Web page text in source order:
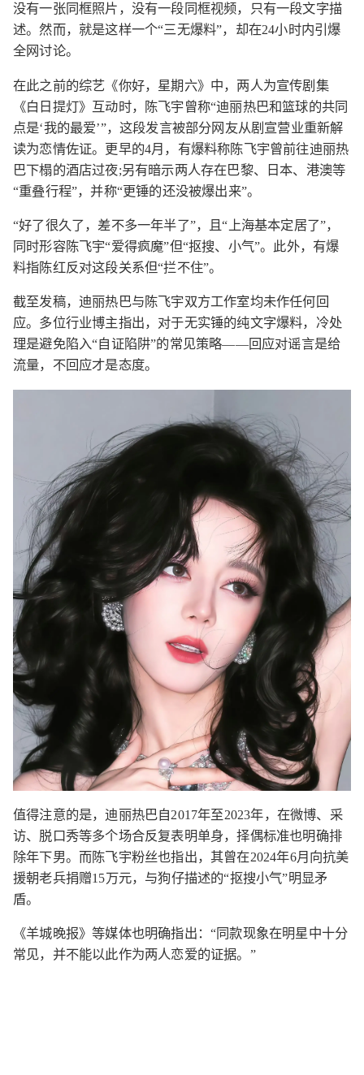
没有一张同框照片，没有一段同框视频，只有一段文字描
述。然而，就是这样一个“三无爆料”，却在24小时内引爆
全网讨论。
在此之前的综艺《你好，星期六》中，两人为宣传剧集
《白日提灯》互动时，陈飞宇曾称“迪丽热巴和篮球的共同
点是‘我的最爱’”，这段发言被部分网友从剧宣营业重新解
读为恋情佐证。更早的4月，有爆料称陈飞宇曾前往迪丽热
巴下榻的酒店过夜;另有暗示两人存在巴黎、日本、港澳等
“重叠行程”，并称“更锤的还没被爆出来”。
“好了很久了，差不多一年半了”，且“上海基本定居了”，
同时形容陈飞宇“爱得疯魔”但“抠搜、小气”。此外，有爆
料指陈红反对这段关系但“拦不住”。
截至发稿，迪丽热巴与陈飞宇双方工作室均未作任何回
应。多位行业博主指出，对于无实锤的纯文字爆料，冷处
理是避免陷入“自证陷阱”的常见策略——回应对谣言是给
流量，不回应才是态度。
值得注意的是，迪丽热巴自2017年至2023年，在微博、采
访、脱口秀等多个场合反复表明单身，择偶标准也明确排
除年下男。而陈飞宇粉丝也指出，其曾在2024年6月向抗美
援朝老兵捐赠15万元，与狗仔描述的“抠搜小气”明显矛
盾。
《羊城晚报》等媒体也明确指出：“同款现象在明星中十分
常见，并不能以此作为两人恋爱的证据。”